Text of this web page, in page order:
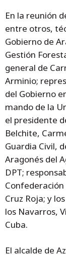
En la reunión
entre otros,
Gobierno de
Gestión
general de
Arminio;
del Gobierno
mando de la
el presidente
Belchite,
Guardia Civil,
Aragonés del
DPT;
Cruz Roja; y
los Navarros,
Cuba.
El alcalde de